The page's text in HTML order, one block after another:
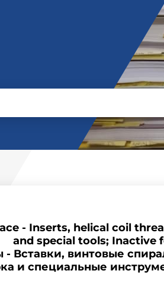
- Inserts, helical coil
and special tools; Inactive
Вставки, винтовые
и специальные